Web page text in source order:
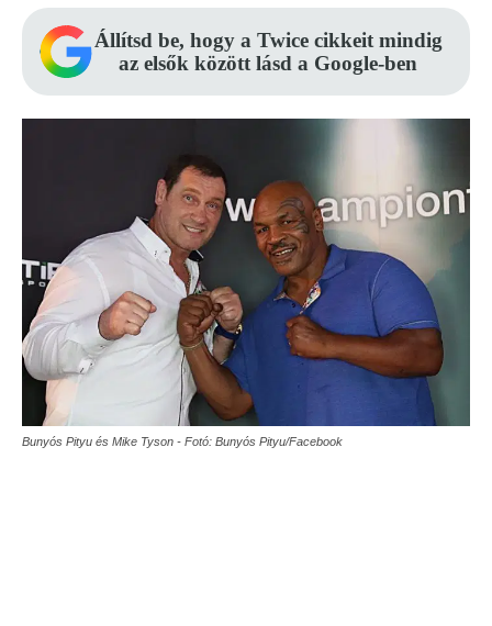
Állítsd be, hogy a Twice cikkeit mindig
az elsők között lásd a Google-ben
Bunyós Pityu és Mike Tyson - Fotó: Bunyós Pityu/Facebook